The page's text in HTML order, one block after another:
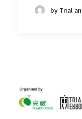
by Trial